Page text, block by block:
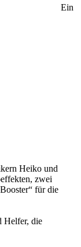
Ein
Heiko und
zwei
für die
Helfer, die